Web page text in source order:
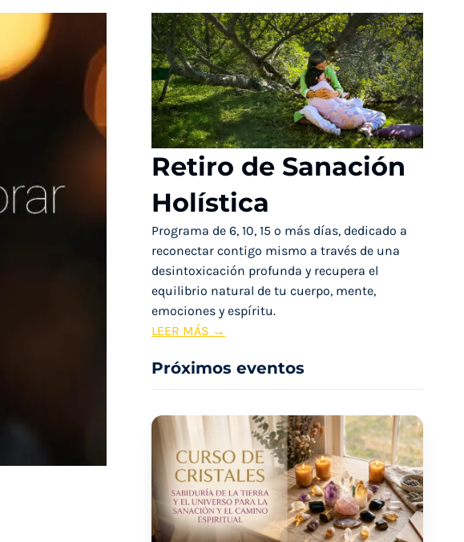
Retiro de Sanación
Holística
Programa de 6, 10, 15 o más días, dedicado a
reconectar contigo mismo a través de una
desintoxicación profunda y recupera el
equilibrio natural de tu cuerpo, mente,
emociones y espíritu.
LEER MÁS →
t
i
d
e
S
a
n
Próximos eventos